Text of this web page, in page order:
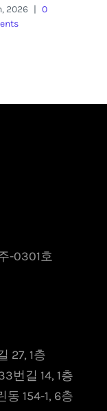
2026 | 0
-0301호
27, 1층
번길 14, 1층
154-1, 6층